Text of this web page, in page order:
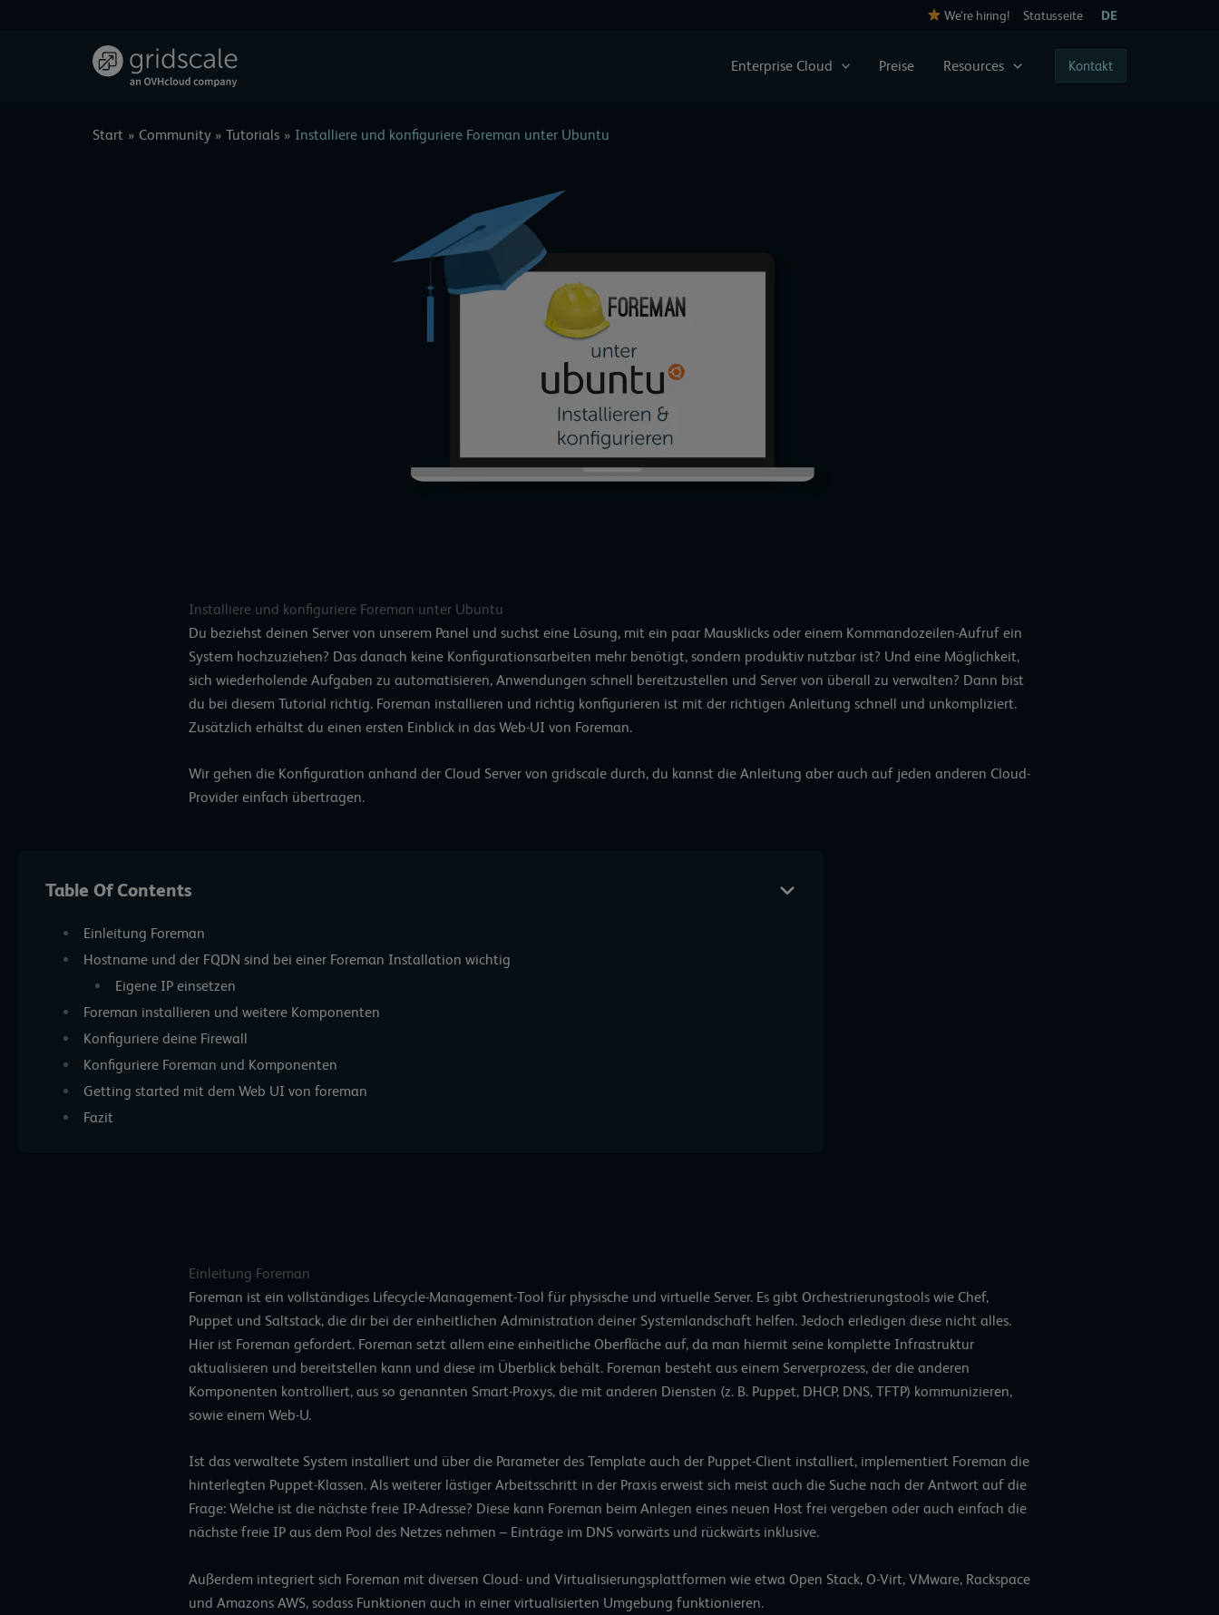
We’re hiring! Statusseite DE
Enterprise Cloud Preise Resources Kontakt
Start Community Tutorials Installiere und konfiguriere Foreman unter Ubuntu
Installiere und konfiguriere Foreman unter Ubuntu
Du beziehst deinen Server von unserem Panel und suchst eine Lösung, mit ein paar Mausklicks oder einem Kommandozeilen-Aufruf ein
System hochzuziehen? Das danach keine Konfigurationsarbeiten mehr benötigt, sondern produktiv nutzbar ist? Und eine Möglichkeit,
sich wiederholende Aufgaben zu automatisieren, Anwendungen schnell bereitzustellen und Server von überall zu verwalten? Dann bist
du bei diesem Tutorial richtig. Foreman installieren und richtig konfigurieren ist mit der richtigen Anleitung schnell und unkompliziert.
Zusätzlich erhältst du einen ersten Einblick in das Web-UI von Foreman.
Wir gehen die Konfiguration anhand der Cloud Server von gridscale durch, du kannst die Anleitung aber auch auf jeden anderen Cloud-
Provider einfach übertragen.
Table Of Contents
Einleitung Foreman
Hostname und der FQDN sind bei einer Foreman Installation wichtig
Eigene IP einsetzen
Foreman installieren und weitere Komponenten
Konfiguriere deine Firewall
Konfiguriere Foreman und Komponenten
Getting started mit dem Web UI von foreman
Fazit
Einleitung Foreman
Foreman ist ein vollständiges Lifecycle-Management-Tool für physische und virtuelle Server. Es gibt Orchestrierungstools wie Chef,
Puppet und Saltstack, die dir bei der einheitlichen Administration deiner Systemlandschaft helfen. Jedoch erledigen diese nicht alles.
Hier ist Foreman gefordert. Foreman setzt allem eine einheitliche Oberfläche auf, da man hiermit seine komplette Infrastruktur
aktualisieren und bereitstellen kann und diese im Überblick behält. Foreman besteht aus einem Serverprozess, der die anderen
Komponenten kontrolliert, aus so genannten Smart-Proxys, die mit anderen Diensten (z. B. Puppet, DHCP, DNS, TFTP) kommunizieren,
sowie einem Web-U.
Ist das verwaltete System installiert und über die Parameter des Template auch der Puppet-Client installiert, implementiert Foreman die
hinterlegten Puppet-Klassen. Als weiterer lästiger Arbeitsschritt in der Praxis erweist sich meist auch die Suche nach der Antwort auf die
Frage: Welche ist die nächste freie IP-Adresse? Diese kann Foreman beim Anlegen eines neuen Host frei vergeben oder auch einfach die
nächste freie IP aus dem Pool des Netzes nehmen – Einträge im DNS vorwärts und rückwärts inklusive.
Außerdem integriert sich Foreman mit diversen Cloud- und Virtualisierungsplattformen wie etwa Open Stack, O-Virt, VMware, Rackspace
und Amazons AWS, sodass Funktionen auch in einer virtualisierten Umgebung funktionieren.